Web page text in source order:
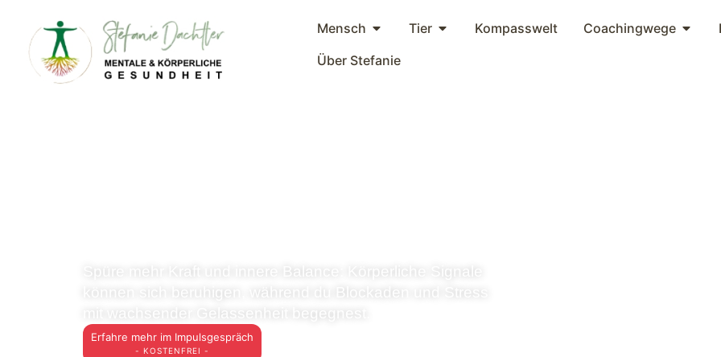
Mensch Tier Kompasswelt Coachingwege
Über Stefanie
können sich beruhigen, während du Blockaden und Stress
Erfahre mehr im Impulsgespräch
- KOSTENFREI -